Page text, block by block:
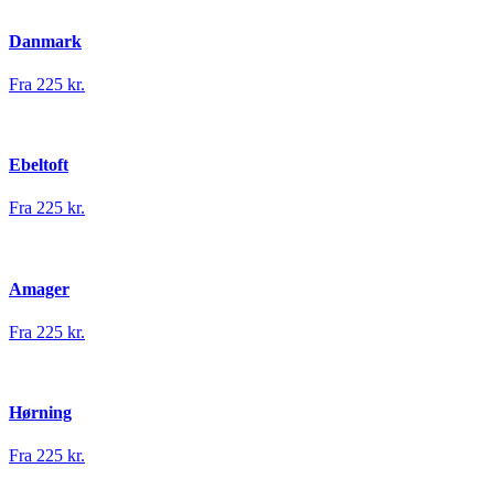
Danmark
Fra 225 kr.
Ebeltoft
Fra 225 kr.
Amager
Fra 225 kr.
Hørning
Fra 225 kr.